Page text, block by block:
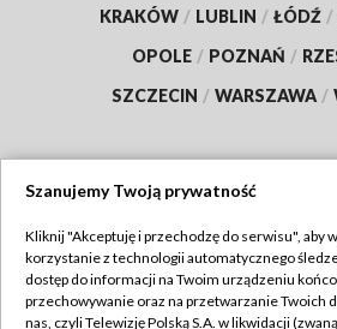
KRAKÓW / LUBLIN / ŁÓDŹ /
OPOLE / POZNAŃ /
SZCZECIN / WARSZAWA /
TVP
Abonament TVP
Regulamin
Szanujemy Twoją prywatność
Kliknij "Akceptuję i przechodzę do serwisu", aby
korzystanie z technologii automatycznego
dostęp do informacji na Twoim urządzeniu
przechowywanie oraz na przetwarzanie Twoich
nas, czyli Telewizję Polską S.A. w likwidacji